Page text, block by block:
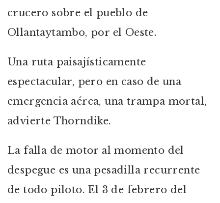
crucero sobre el pueblo de
Ollantaytambo, por el Oeste.
Una ruta paisajísticamente
espectacular, pero en caso de una
emergencia aérea, una trampa mortal,
advierte Thorndike.
La falla de motor al momento del
despegue es una pesadilla recurrente
de todo piloto. El 3 de febrero del